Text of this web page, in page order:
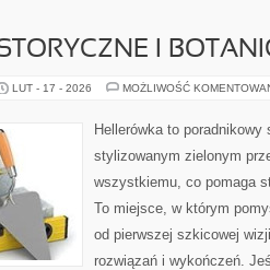
I
LUT - 17 - 2026 MOŻLIWOŚĆ
Hellerówka to poradnikowy
stylizowanym zielonym
wszystkiemu, co pomaga
To miejsce, w którym
od pierwszej szkicowej
rozwiązań i wykończeń.